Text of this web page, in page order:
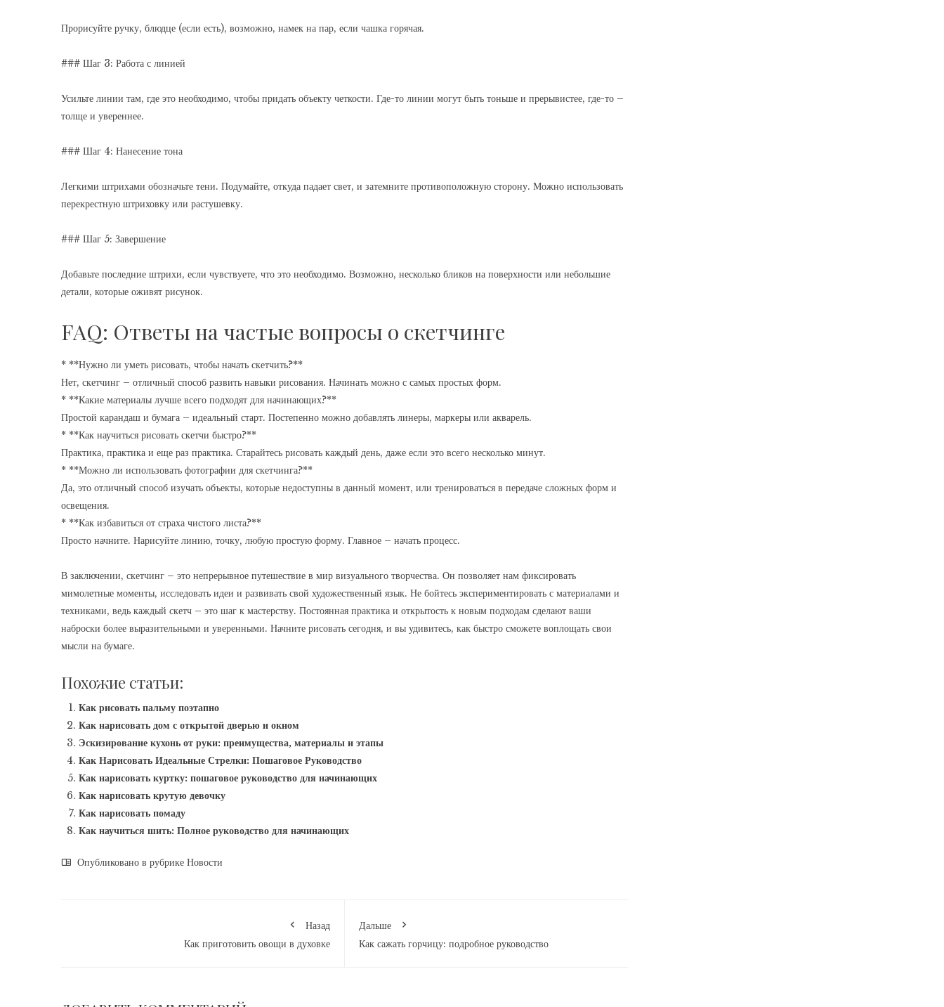
Прорисуйте ручку, блюдце (если есть), возможно, намек на пар, если чашка горячая.
### Шаг 3: Работа с линией
Усильте линии там, где это необходимо, чтобы придать объекту четкости. Где-то линии могут быть тоньше и прерывистее, где-то –
толще и увереннее.
### Шаг 4: Нанесение тона
Легкими штрихами обозначьте тени. Подумайте, откуда падает свет, и затемните противоположную сторону. Можно использовать
перекрестную штриховку или растушевку.
### Шаг 5: Завершение
Добавьте последние штрихи, если чувствуете, что это необходимо. Возможно, несколько бликов на поверхности или небольшие
детали, которые оживят рисунок.
FAQ: Ответы на частые вопросы о скетчинге
* **Нужно ли уметь рисовать, чтобы начать скетчить?**
Нет, скетчинг – отличный способ развить навыки рисования. Начинать можно с самых простых форм.
* **Какие материалы лучше всего подходят для начинающих?**
Простой карандаш и бумага – идеальный старт. Постепенно можно добавлять линеры, маркеры или акварель.
* **Как научиться рисовать скетчи быстро?**
Практика, практика и еще раз практика. Старайтесь рисовать каждый день, даже если это всего несколько минут.
* **Можно ли использовать фотографии для скетчинга?**
Да, это отличный способ изучать объекты, которые недоступны в данный момент, или тренироваться в передаче сложных форм и
освещения.
* **Как избавиться от страха чистого листа?**
Просто начните. Нарисуйте линию, точку, любую простую форму. Главное – начать процесс.
В заключении, скетчинг – это непрерывное путешествие в мир визуального творчества. Он позволяет нам фиксировать
мимолетные моменты, исследовать идеи и развивать свой художественный язык. Не бойтесь экспериментировать с материалами и
техниками, ведь каждый скетч – это шаг к мастерству. Постоянная практика и открытость к новым подходам сделают ваши
наброски более выразительными и уверенными. Начните рисовать сегодня, и вы удивитесь, как быстро сможете воплощать свои
мысли на бумаге.
Похожие статьи:
Как рисовать пальму поэтапно
Как нарисовать дом с открытой дверью и окном
Эскизирование кухонь от руки: преимущества, материалы и этапы
Как Нарисовать Идеальные Стрелки: Пошаговое Руководство
Как нарисовать куртку: пошаговое руководство для начинающих
Как нарисовать крутую девочку
Как нарисовать помаду
Как научиться шить: Полное руководство для начинающих
Опубликовано в рубрике Новости
Назад
Как приготовить овощи в духовке
Дальше
Как сажать горчицу: подробное руководство